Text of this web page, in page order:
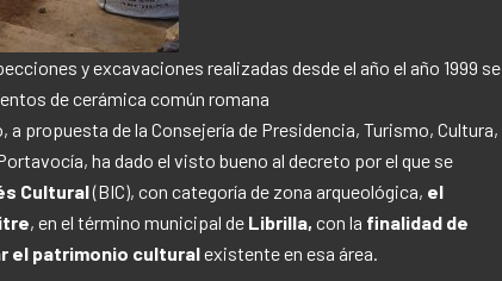
y excavaciones realizadas desde el año el año 1999 se
de cerámica común romana
a propuesta de la Consejería de Presidencia, Turismo, Cultura,
ha dado el visto bueno al decreto por el que se
Cultural(BIC), con categoría de zona arqueológica, el
, en el término municipal de Librilla, con la finalidad de
el patrimonio culturalexistente en esa área.